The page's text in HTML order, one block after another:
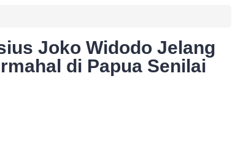
Joko Widodo Jelang
di Papua Senilai